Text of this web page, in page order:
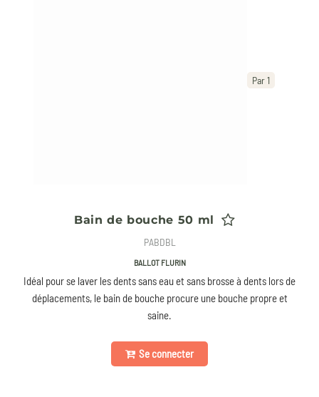
Par 1
Bain de bouche 50 ml
PABDBL
BALLOT FLURIN
Idéal pour se laver les dents sans eau et sans brosse à dents lors de
déplacements, le bain de bouche procure une bouche propre et
saine.
Se connecter